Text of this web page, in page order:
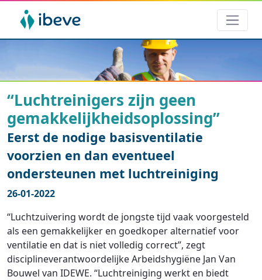
“Luchtreinigers zijn geen
gemakkelijkheidsoplossing”
Eerst de nodige basisventilatie
voorzien en dan eventueel
ondersteunen met luchtreiniging
26-01-2022
“Luchtzuivering wordt de jongste tijd vaak voorgesteld
als een gemakkelijker en goedkoper alternatief voor
ventilatie en dat is niet volledig correct”, zegt
disciplineverantwoordelijke Arbeidshygiëne Jan Van
Bouwel van IDEWE. “Luchtreiniging werkt en biedt